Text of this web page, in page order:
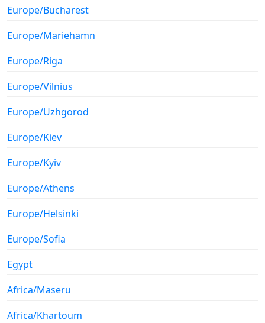
Europe/Bucharest
Europe/Mariehamn
Europe/Riga
Europe/Vilnius
Europe/Uzhgorod
Europe/Kiev
Europe/Kyiv
Europe/Athens
Europe/Helsinki
Europe/Sofia
Egypt
Africa/Maseru
Africa/Khartoum